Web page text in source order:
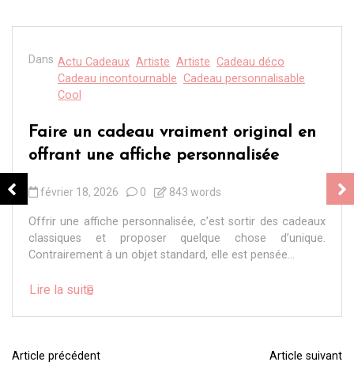
Dans Actu Cadeaux Artiste Artiste Cadeau déco
Cadeau incontournable Cadeau personnalisable
Cool
Faire un cadeau vraiment original en
offrant une affiche personnalisée
février 18, 2026 0 843 words
Offrir une affiche personnalisée, c’est sortir des cadeaux
classiques et proposer quelque chose d’unique.
Contrairement à un objet standard, elle est pensée...
Lire la suite
N
Article précédent Article suivant